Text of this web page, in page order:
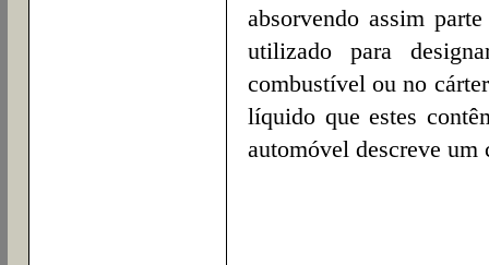
absorvendo assim
utilizado para
combustível ou no
líquido que estes
automóvel descreve um